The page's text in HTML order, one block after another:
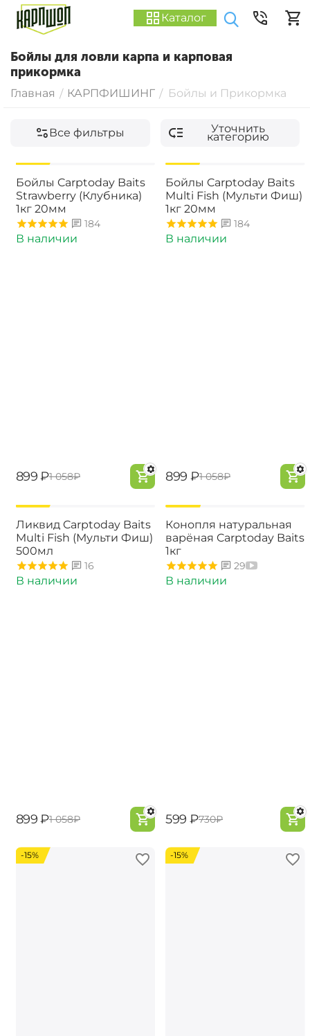
Каталог
Бойлы для ловли карпа и карповая
прикормка
Главная / КАРПФИШИНГ / Бойлы и Прикормка
Все фильтры Уточнить
категорию
Бойлы Carptoday Baits
Strawberry (Клубника)
1кг 20мм
184
В наличии
‍899‍ ₽‍1 058‍₽
Бойлы Carptoday Baits
Multi Fish (Мульти Фиш)
1кг 20мм
184
В наличии
‍899‍ ₽‍1 058‍₽
Ликвид Carptoday Baits
Multi Fish (Мульти Фиш)
500мл
16
В наличии
‍899‍ ₽‍1 058‍₽
Конопля натуральная
варёная Carptoday Baits
1кг
29
В наличии
‍599‍ ₽‍730‍₽
-15% -15%